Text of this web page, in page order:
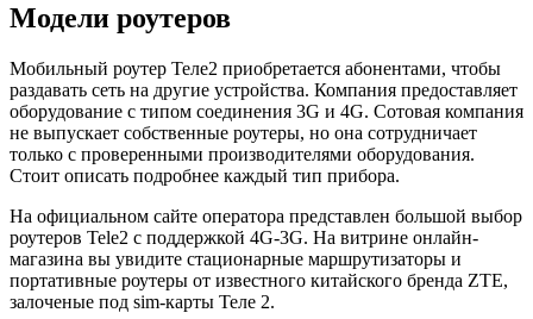
Модели роутеров
Мобильный роутер Теле2 приобретается абонентами, чтобы
раздавать сеть на другие устройства. Компания предоставляет
оборудование с типом соединения 3G и 4G. Сотовая компания
не выпускает собственные роутеры, но она сотрудничает
только с проверенными производителями оборудования.
Стоит описать подробнее каждый тип прибора.
На официальном сайте оператора представлен большой выбор
роутеров Tele2 с поддержкой 4G-3G. На витрине онлайн-
магазина вы увидите стационарные маршрутизаторы и
портативные роутеры от известного китайского бренда ZTE,
залоченые под sim-карты Теле 2.